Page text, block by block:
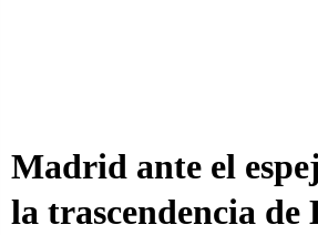
Madrid ante el
la trascendencia